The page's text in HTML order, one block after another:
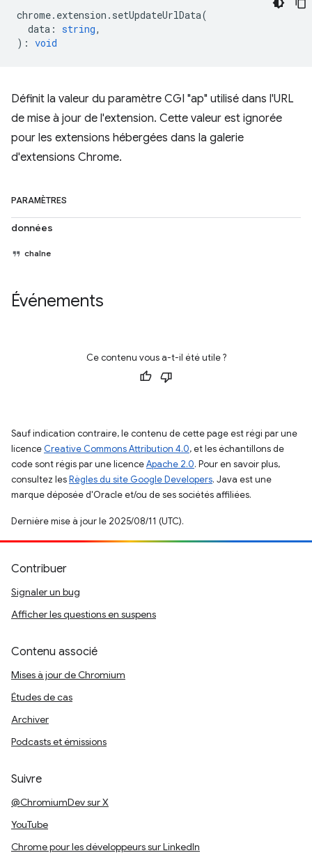
chrome. extension . setUpdateUrlData(
data : string,
) : void
Définit la valeur du paramètre CGI "ap" utilisé dans l'URL
de mise à jour de l'extension. Cette valeur est ignorée
pour les extensions hébergées dans la galerie
d'extensions Chrome.
PARAMÈTRES
données
chaîne
Événements
Ce contenu vous a-t-il été utile ?
Sauf indication contraire, le contenu de cette page est régi par une
licence Creative Commons Attribution 4.0, et les échantillons de
code sont régis par une licenceApache 2.0. Pour en savoir plus,
consultez lesRègles du site Google Developers. Java est une
marque déposée d'Oracle et/ou de ses sociétés affiliées.
Dernière mise à jour le 2025/08/11 (UTC).
Contribuer
Signaler un bug
Afficher les questions en suspens
Contenu associé
Mises à jour de Chromium
Études de cas
Archiver
Podcasts et émissions
Suivre
@ChromiumDev sur X
YouTube
Chrome pour les développeurs sur LinkedIn